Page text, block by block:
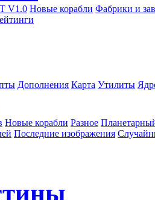
V1.0 Новые корабли Фабрики и
Дополнения Карта Утилиты
Новые корабли Разное
Последние изображения